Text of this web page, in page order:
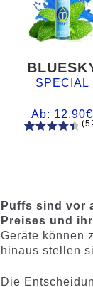
SPECIAL
Ab: 12,90€
d auf
Kundenb
ewertung
en
Puffs sind vor
Preises und
Geräte können
hinaus stellen
Die